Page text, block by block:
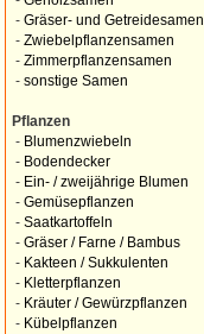
- Gräser- und Getreidesamen
- Zwiebelpflanzensamen
- Zimmerpflanzensamen
- sonstige Samen
Pflanzen
- Blumenzwiebeln
- Bodendecker
- Ein- / zweijährige Blumen
- Gemüsepflanzen
- Saatkartoffeln
- Gräser / Farne / Bambus
- Kakteen / Sukkulenten
- Kletterpflanzen
- Kräuter / Gewürzpflanzen
- Kübelpflanzen